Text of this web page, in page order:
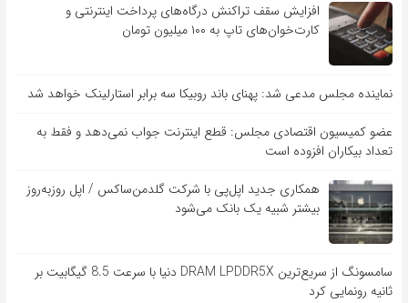
افزایش سقف تراکنش درگاه‌های پرداخت اینترنتی و
کارت‌خوان‌های تاپ به ۱۰۰ میلیون تومان
نماینده مجلس مدعی شد: پهنای باند روبیکا سه برابر استارلینک خواهد شد
عضو کمیسیون اقتصادی مجلس: قطع اینترنت جواب نمی‌دهد و فقط به
تعداد بیکاران افزوده است
همکاری جدید اپل‌پی با شرکت گلدمن‌ساکس / اپل روزبه‌روز
بیشتر شبیه یک بانک می‌شود
سامسونگ از سریع‌ترین DRAM LPDDR5X دنیا با سرعت 8.5 گیگابیت بر
ثانیه رونمایی کرد